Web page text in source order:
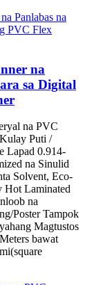
na
sa Digital
na PVC
Puti /
Lapad 0.914-
na Sinulid
Solvent, Eco-
Hot Laminated
na
Poster Tampok
Magtustos
bawat